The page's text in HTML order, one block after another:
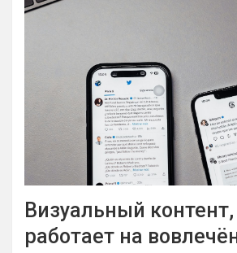
Визуальный
работает на